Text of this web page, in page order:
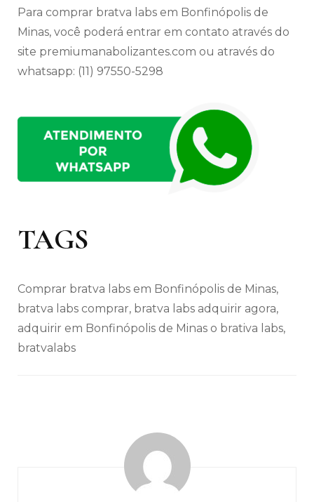
Para comprar bratva labs em Bonfinópolis de
Minas, você poderá entrar em contato através do
site premiumanabolizantes.com ou através do
whatsapp: (11) 97550-5298
TAGS
Comprar bratva labs em Bonfinópolis de Minas,
bratva labs comprar, bratva labs adquirir agora,
adquirir em Bonfinópolis de Minas o brativa labs,
bratvalabs